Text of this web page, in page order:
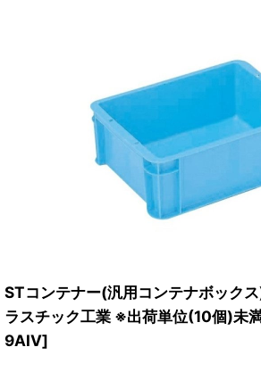
STコンテナー(汎用コンテナボック
ラスチック工業 ※出荷単位(10個)未
9AIV]